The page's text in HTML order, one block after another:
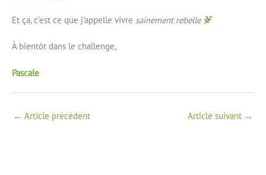
Et ça, c’est ce que j’appelle vivre sainement rebelle
À bientôt dans le challenge,
Pascale
← Article précédent Article suivant →